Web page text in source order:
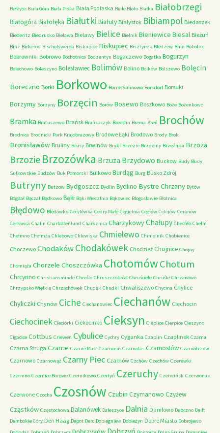
Bełżyce Biała Góra Biała Piska Biała Podlaska Białe Błoto Białka Białobrzegi
Białogóra Białołęka Białutki Białuty Białystok Bibiampol Biedaszek
Biederitz Biedrusko Bielawa Bielawy Bielice Bielnik Bieniewice Biesal Bieżuń
Binz Birkerod Bischofswerda Biskupice Biskupiec Bisztynek Bledzew Bnin Bobolice
Bobrowniki Bobrowo Bochotnica Bodzentyn Bogaczewo Bogatka Bogurzyn
Bolechowo Boleszyno Bolesławiec Bolimów Bolino Bolków Bolszewo Bolęcin
Boreczno Borki Borkowo Borne Sulinowo Borsdorf Borsuki
Borzymy Borzyny Borzęcin Borów Bosewo Boszkowo Boże Bożenkowo
Bramka Bratuszewo Brańsk Brańszczyk Breddin Brema Breń Brochów
Brodnica Brodnicki Park Krajobrazowy Brodowe Łąki Brodowo Brody Brok
Bronisławów Bruliny Brusy Brwinów Bryki Brzezie Brzeziny Brzeźnica Brzoza
Brzozie Brzozówka Brzuza Brzydowo Buckow Budy Budy
Sulkowskie Budzów Buk Pomorski Bulkowo Burdąg Burg Busko Zdrój
Butryny Butzow Bydgoszcz Bydlin Bydlino Bystre Chrzany Bytów
Bógdał Bączal Bądkowo Bąki Bąki Wieczfnia Bąkowiec Błogosławie Błotnica
Błędowo Błędówko Cecylówka Cedry Małe Cegielnia Cegłów Celejów Ceranów
Cerkwica Chalin Charlottenlund Charsznica CharzykowyChałupy Chechło Chełm
Chełmno Chełmża Chlebowo Chlewiska Chmielewo Chmielnik Chobienice
Choczewo ChodakówChodakówek Chodzież Chojnice Chojny
Chomiąża Chorzele Choszczówka ChotomówChotum
Chrcynno Christiansminde Chrośle Chruszczobród Chruściele Chruśle Chrzanowo
Chrzypsko Wielkie Chrząchówek Chudek Chudki Chwaliszewo Chycina Chylice
Chyliczki Chynów Ciche Ciechanowiec Ciechanów Ciechocin
Ciechocinek Cieciórki Ciekocinko Cieksyn Cieplice Cierpice Cieszyno
Cigacice Cottbus Criewen Cybulice Cychry Cyganka Czaplin Czaplinek Czarna
Czarna Struga Czarne Czarne Małe Czarnocin Czarnolas Czarnostów Czarnotrzew
Czarnowo Czarnowąż Czarny Piec Czarnów Czchów Czechów Czerewki
Czermno Czernice Borowe Czernikowo Czertyń Czeruchy Czerwińsk Czerwonak
Czerwone Czocha Czosnów Czubin Czymanowo Czyżew
Cząstków Częstochowa Dalanówek Daleszyce Dalnia Daniłowo Debrzno Delft
Dembskie Góry Den Haag Depot Derc Dobiegniew Dobieżyn Dobre Miasto Dobrojewo
Dobrzyń